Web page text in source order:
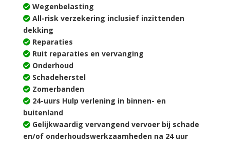
Wegenbelasting
All-risk verzekering inclusief inzittenden
dekking
Reparaties
Ruit reparaties en vervanging
Onderhoud
Schadeherstel
Zomerbanden
24-uurs Hulp verlening in binnen- en
buitenland
Gelijkwaardig vervangend vervoer bij schade
en/of onderhoudswerkzaamheden na 24 uur